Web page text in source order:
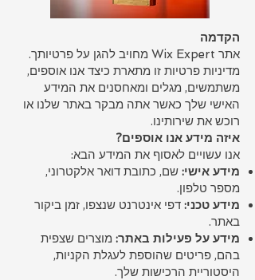
הקדמה
אתר Wix Expert מחויב להגן על פרטיותך.
מדיניות פרטיות זו מתארת כיצד אנו אוספים,
משתמשים, מגלים ומאחסנים את המידע
האישי שלך כאשר אתה מבקר באתר שלנו או
רוכש את שירותינו.
איזה מידע אנו אוספים?
אנו עשויים לאסוף את המידע הבא:
מידע אישי: שם, כתובת דואר אלקטרוני,
מספר טלפון.
מידע טכני: דפי אינטרנט שנצפו, זמן ביקור
באתר.
מידע על פעילות באתר: מוצרים שצפית
בהם, פריטים שהוספת לעגלת הקניות,
היסטוריית הרכישות שלך.